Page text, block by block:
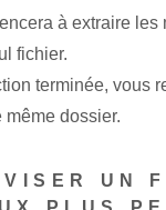
à extraire les
fichier.
terminée, vous
dossier.
UN